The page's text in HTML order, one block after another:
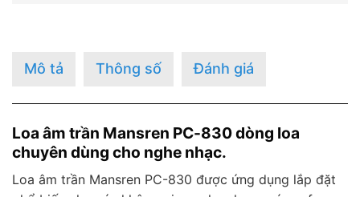
Mô tả Thông số Đánh giá
Loa âm trần Mansren PC-830 dòng loa
chuyên dùng cho nghe nhạc.
Loa âm trần Mansren PC-830 được ứng dụng lắp đặt